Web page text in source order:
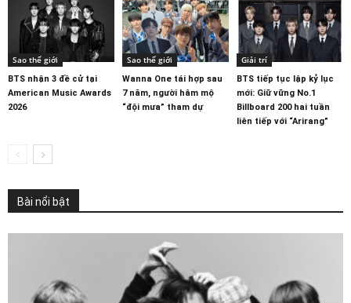
Sao thế giới
BTS nhận 3 đề cử tại
American Music Awards
2026
Sao thế giới
Wanna One tái hợp sau
7 năm, người hâm mộ
“đội mưa” tham dự
Giải trí
BTS tiếp tục lập kỷ lục
mới: Giữ vững No.1
Billboard 200 hai tuần
liên tiếp với “Arirang”
Bài nổi bật